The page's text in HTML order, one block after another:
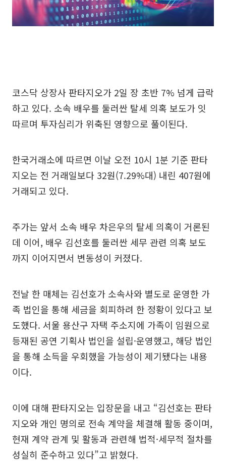
코스닥 상장사 판타지오가 2일 장 초반 7% 넘게 급락
하고 있다. 소속 배우를 둘러싼 탈세 의혹 보도가 잇
따르며 투자심리가 위축된 영향으로 풀이된다.
한국거래소에 따르면 이날 오전 10시 1분 기준 판타
지오는 전 거래일보다 32원(7.29%대) 내린 407원에
거래되고 있다.
주가는 앞서 소속 배우 차은우의 탈세 의혹이 거론된
데 이어, 배우 김선호를 둘러싼 세무 관련 의혹 보도
까지 이어지면서 변동성이 커졌다.
전날 한 매체는 김선호가 소속사와 별도로 운영한 가
족 법인을 통해 세금을 회피하려 한 정황이 있다고 보
도했다. 서울 용산구 자택 주소지에 가족이 임원으로
등재된 공연 기획사 법인을 설립·운영했고, 해당 법인
을 통해 소득을 우회했을 가능성이 제기됐다는 내용
이다.
이에 대해 판타지오는 입장문을 내고 “김선호는 판타
지오와 개인 명의로 전속 계약을 체결해 활동 중이며,
현재 계약 관계 및 활동과 관련해 법적·세무적 절차를
성실히 준수하고 있다”고 밝혔다.